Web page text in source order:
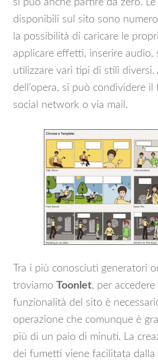
si può anche partire da zero.
disponibili sul sito sono
la possibilità di caricare le
applicare effetti, inserire audio,
utilizzare vari tipi di stili diversi.
dell’opera, si può condividere
social network o via mail.
Tra i più conosciuti generatori
troviamoToonlet, per
funzionalità del sito è
operazione che comunque è
più di un paio di minuti. La
dei fumetti viene facilitata dalla